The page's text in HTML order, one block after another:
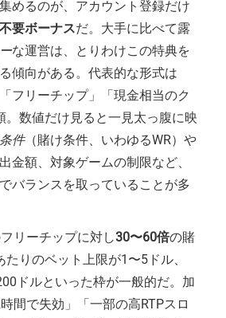
めるのが、アカウント登録だけ
要ボーナスだ。大手に比べて露
な運営は、とりわけこの特典を
傾向がある。代表的な形式は
フリーチップ」「現金相当のク
。数値だけ見ると一見太っ腹に映
件（賭け条件、いわゆるWR）や
金額、対象ゲームの制限など、
バランスを取っていることが多
リーチップに対し30〜60倍の賭
りのベット上限が1〜5ドル、
ドルといった枠が一般的だ。加
間で失効」「一部の高RTPスロ